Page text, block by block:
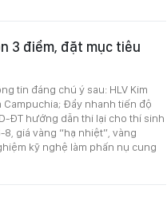
3 điểm, đặt mục tiêu
tin đáng chú ý sau: HLV Kim
Đẩy nhanh tiến độ
ĐT hướng dẫn thi lại cho thí sinh
giá vàng “hạ nhiệt”, vàng
kỹ nghệ làm phấn nụ cung